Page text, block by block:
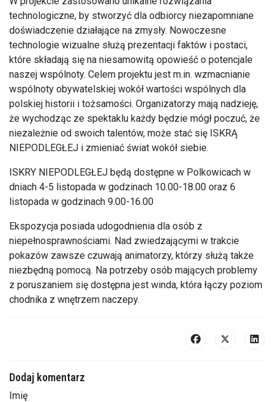
technologiczne, by stworzyć dla odbiorcy niezapomniane
doświadczenie działające na zmysły. Nowoczesne
technologie wizualne służą prezentacji faktów i postaci,
które składają się na niesamowitą opowieść o potencjale
naszej wspólnoty. Celem projektu jest m.in. wzmacnianie
wspólnoty obywatelskiej wokół wartości wspólnych dla
polskiej historii i tożsamości. Organizatorzy mają nadzieję,
że wychodząc ze spektaklu każdy będzie mógł poczuć, że
niezależnie od swoich talentów, może stać się ISKRĄ
NIEPODLEGŁEJ i zmieniać świat wokół siebie.
ISKRY NIEPODLEGŁEJ będą dostępne w Polkowicach w
dniach 4-5 listopada w godzinach 10.00-18.00 oraz 6
listopada w godzinach 9.00-16.00
Ekspozycja posiada udogodnienia dla osób z
niepełnosprawnościami. Nad zwiedzającymi w trakcie
pokazów zawsze czuwają animatorzy, którzy służą także
niezbędną pomocą. Na potrzeby osób mających problemy
z poruszaniem się dostępna jest winda, która łączy poziom
chodnika z wnętrzem naczepy.
Dodaj komentarz
Imię